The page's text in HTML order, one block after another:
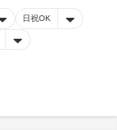
日祝OK